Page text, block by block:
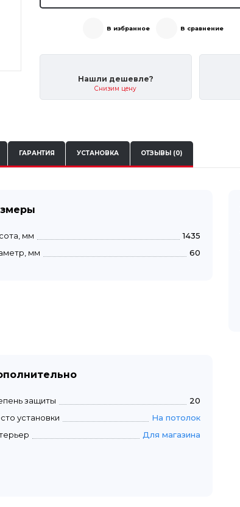
В избранное В сравнение
Нашли дешевле?
Снизим цену
ГАРАНТИЯ УСТАНОВКА ОТЗЫВЫ (0)
мм
1435
мм
60
защиты
20
установки
На потолок
Для магазина